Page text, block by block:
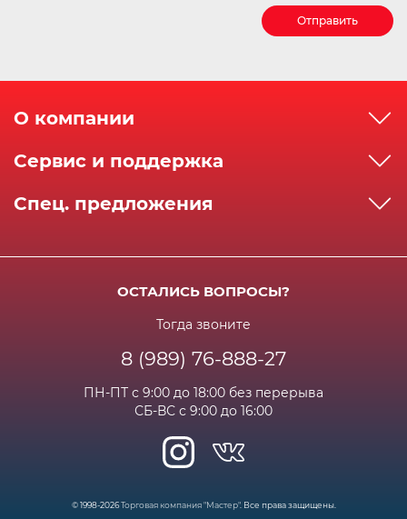
Отправить
О компании
Сервисный центр
Сервис и поддержка
Доставка
Возрат и гарантия
Спец. предложения
Часто задаваемые вопросы
ОСТАЛИСЬ ВОПРОСЫ?
Тогда звоните
8 (989) 76-888-27
ПН-ПТ с 9:00 до 18:00 без перерыва
СБ-ВС с 9:00 до 16:00
© 1998-2026Торговая компания "Мастер". Все права защищены.